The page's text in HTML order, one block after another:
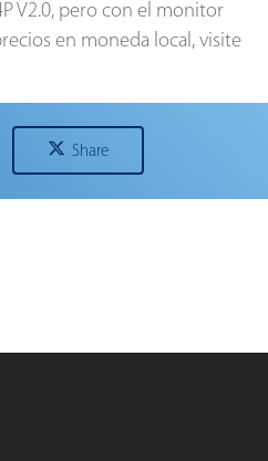
V2.0, pero con el monitor
en moneda local, visite
Share